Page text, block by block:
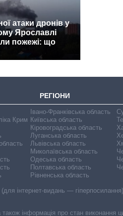
атаки дронів у
Ярославлі
пожежі: що
РЕГІОНИ
Крим
Івано-Франківська область
Київська область
Кіровоградська область
Луганська область
Львівська область
Миколаївська область
Одеська область
Полтавська область
Рівненська область
інтернет-видань —
інформація про стан виконання